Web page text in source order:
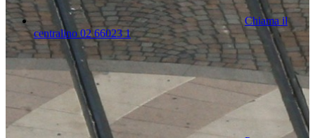
Chiama il
centralino 02 66023 1